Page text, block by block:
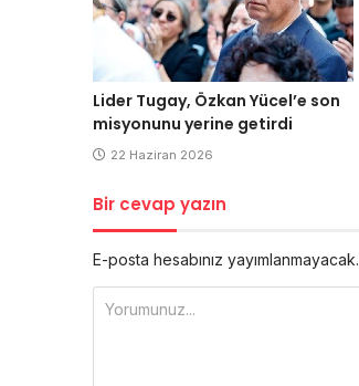
Lider Tugay, Özkan Yücel’e son
misyonunu yerine getirdi
22 Haziran 2026
Bir cevap yazın
E-posta hesabınız yayımlanmayacak.